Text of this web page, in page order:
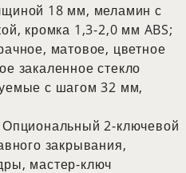
18 мм, меламин с
кромка 1,3-2,0 мм ABS;
матовое, цветное
закаленное стекло
с шагом 32 мм,
Опциональный 2-ключевой
закрывания,
мастер-ключ